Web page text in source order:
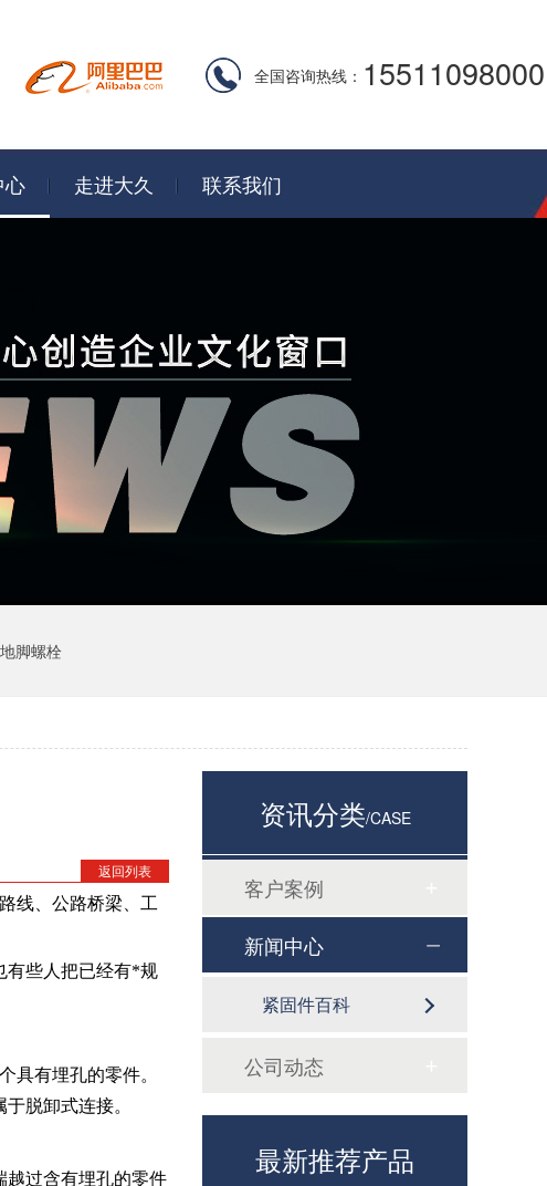
全国咨询热线： 15511098000
心 走进大久 联系我们
地脚螺栓
返回列表
线、公路桥梁、工
有些人把已经有*规
具有埋孔的零件。
脱卸式连接。
越过含有埋孔的零件
资讯分类/CASE
客户案例
新闻中心
紧固件百科
公司动态
最新推荐产品